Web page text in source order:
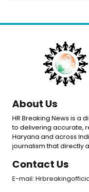
About Us
HR Breaking News is a
to delivering accurate,
Haryana and across
journalism that directly
Contact Us
E-mail: